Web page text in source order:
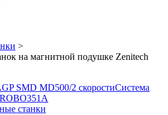
>
на магнитной подушке Zenitech
SMD MD500/2 скоростиСистема
станки